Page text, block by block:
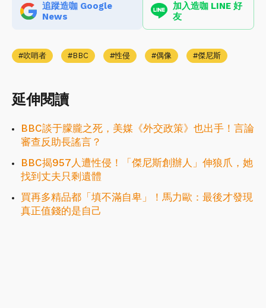
追蹤造咖 Google
News
加入造咖 LINE 好
友
吹哨者 BBC 性侵 偶像 傑尼斯
延伸閱讀
BBC談于朦朧之死，美媒《外交政策》也出手！言論
審查反助長謠言？
BBC揭957人遭性侵！「傑尼斯創辦人」伸狼爪，她
找到丈夫只剩遺體
買再多精品都「填不滿自卑」！馬力歐：最後才發現
真正值錢的是自己